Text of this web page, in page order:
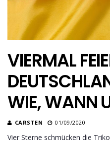
VIERMAL
WIE, WANN
CARSTEN 01/09/2020
Vier Sterne schmücken die